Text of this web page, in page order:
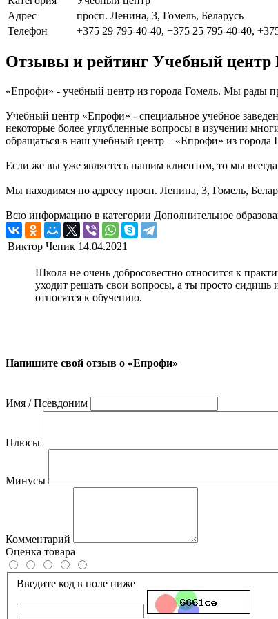
Адрес
просп. Ленина, 3, Гомель, Беларусь
Телефон
+375 29 795-40-40, +375 25 795-40-40,
Отзывы и рейтинг Учебный центр
«Епрофи» - учебный центр из города Гомель. Мы рады
Учебный центр «Епрофи» - специальное учебное
некоторые более углубленные вопросы в изучении
обращаться в наш учебный центр – «Епрофи» из города
Если же вы уже являетесь нашим клиентом, то мы
Мы находимся по адресу просп. Ленина, 3, Гомель,
Всю информацию в категории Дополнительное
Виктор Чепик 14.04.2021
Школа не очень добросовестно относится к
уходит решать свои вопросы, а ты просто сидишь
относятся к обучению.
Напишите свой отзыв о «Епрофи»
Имя / Псевдоним
Плюсы
Минусы
Комментарий
Оценка товара
Введите код в поле ниже